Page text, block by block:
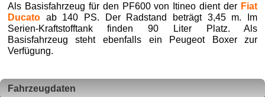
Als Basisfahrzeug für den PF600 von Itineo dient der Fiat
Ducatoab 140 PS. Der Radstand beträgt 3,45 m. Im
Serien-Kraftstofftank finden 90 Liter Platz. Als
Basisfahrzeug steht ebenfalls ein Peugeot Boxer zur
Verfügung.
Fahrzeugdaten